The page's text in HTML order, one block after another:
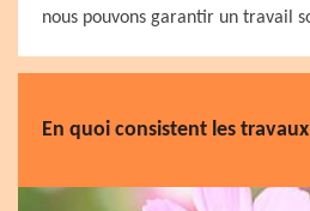
nous pouvons garantir un travail
En quoi consistent les